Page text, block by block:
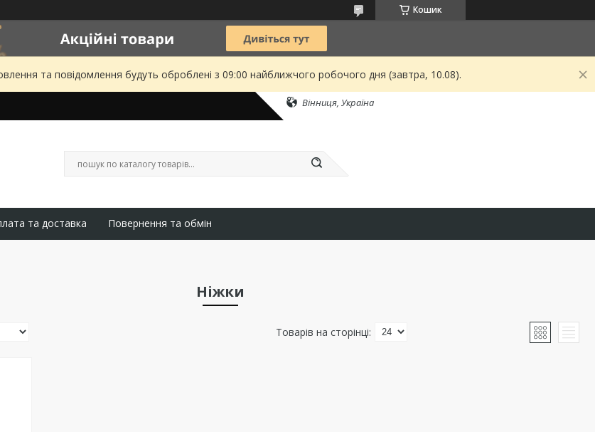
Кошик
та повідомлення будуть оброблені з 09:00 найближчого робочого дня (завтра, 10.08).
Вінниця, Україна
та доставка Повернення та обмін
Ніжки